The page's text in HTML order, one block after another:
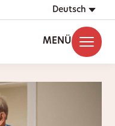
Deutsch
MENÜ